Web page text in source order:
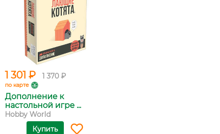
1 301 ₽ 1 370 ₽
по карте
Дополнение к
настольной игре ...
Hobby World
Купить